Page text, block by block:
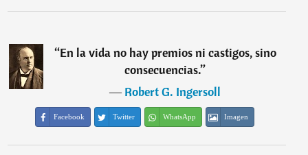
“En la vida no hay premios ni castigos, sino
consecuencias.”
―Robert G. Ingersoll
Facebook Twitter WhatsApp Imagen